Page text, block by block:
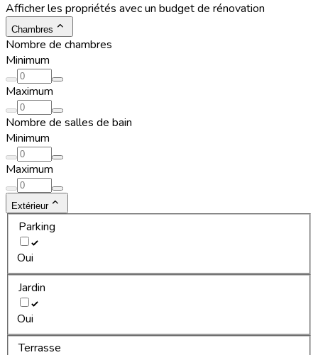
Afficher les propriétés avec un budget de rénovation
Chambres
Nombre de chambres
Minimum
Maximum
Nombre de salles de bain
Minimum
Maximum
Extérieur
Parking
Oui
Jardin
Oui
Terrasse